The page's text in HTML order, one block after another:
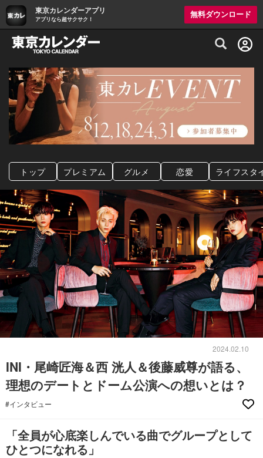
東京カレンダーアプリ
アプリなら超サクサク！
無料ダウンロード
グルメ情報・プレミアムレストラン予約
トップ プレミアム グルメ 恋愛 ライフスタ
2024.02.10
INI・尾崎匠海＆西 洸人＆後藤威尊が語る、
理想のデートとドーム公演への想いとは？
#インタビュー
「全員が心底楽しんでいる曲でグループとして
ひとつになれる」